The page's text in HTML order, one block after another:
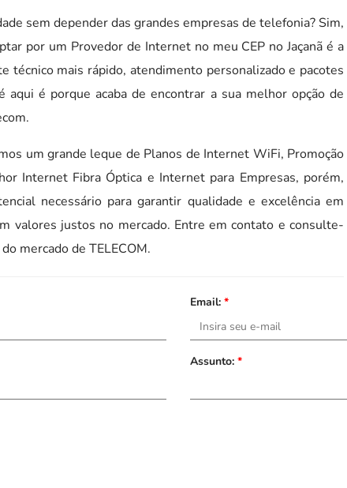
sem depender das grandes empresas de telefonia? Sim,
por um Provedor de Internet no meu CEP no Jaçanã é a
técnico mais rápido, atendimento personalizado e pacotes
é porque acaba de encontrar a sua melhor opção de
um grande leque de Planos de Internet WiFi, Promoção
Internet Fibra Óptica e Internet para Empresas, porém,
necessário para garantir qualidade e excelência em
valores justos no mercado. Entre em contato e consulte-
mercado de TELECOM.
Email: *
Assunto: *